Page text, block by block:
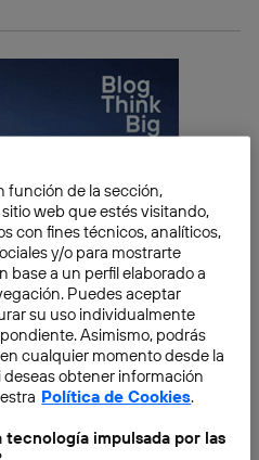
completo sobre esta
función de la sección,
web que estés visitando,
con fines técnicos, analíticos,
y/o para mostrarte
base a un perfil elaborado a
Puedes aceptar
su uso individualmente
Asimismo, podrás
cualquier momento desde la
obtener información
Política de Cookies.
tecnología impulsada por las